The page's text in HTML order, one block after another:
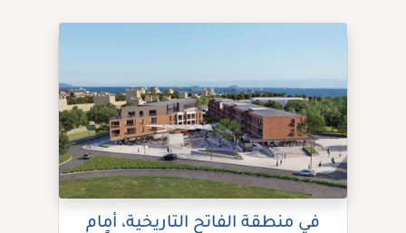
في منطقة الفاتح التاريخية، أمام